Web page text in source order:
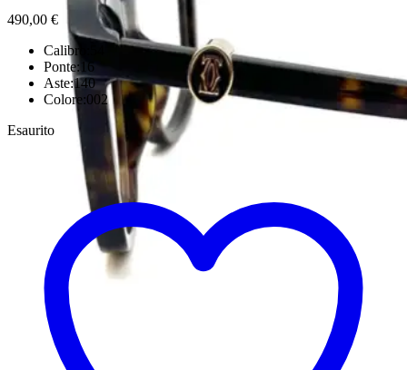
490,00 €
Calibro:54
Ponte:16
Aste:140
Colore:002
Esaurito